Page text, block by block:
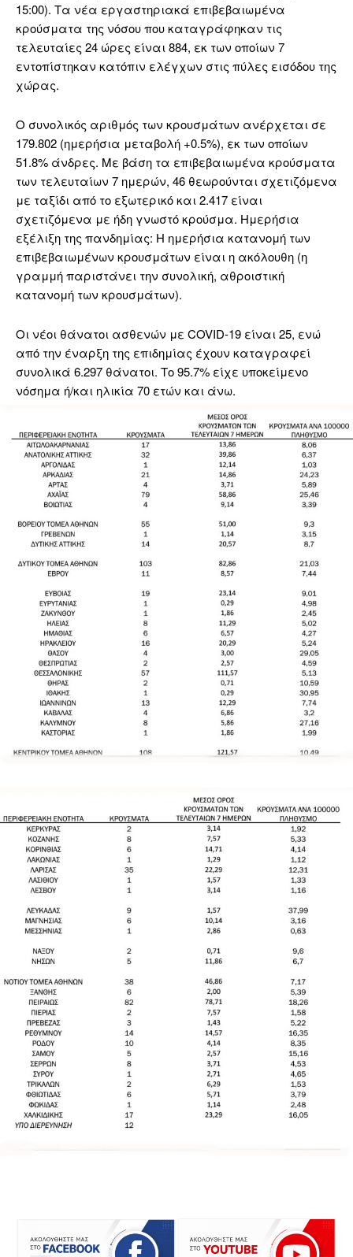
15:00). Τα νέα εργαστηριακά επιβεβαιωμένα
κρούσματα της νόσου που καταγράφηκαν τις
τελευταίες 24 ώρες είναι 884, εκ των οποίων 7
εντοπίστηκαν κατόπιν ελέγχων στις πύλες εισόδου της
χώρας.
Ο συνολικός αριθμός των κρουσμάτων ανέρχεται σε
179.802 (ημερήσια μεταβολή +0.5%), εκ των οποίων
51.8% άνδρες. Με βάση τα επιβεβαιωμένα κρούσματα
των τελευταίων 7 ημερών, 46 θεωρούνται σχετιζόμενα
με ταξίδι από το εξωτερικό και 2.417 είναι
σχετιζόμενα με ήδη γνωστό κρούσμα. Ημερήσια
εξέλιξη της πανδημίας: Η ημερήσια κατανομή των
επιβεβαιωμένων κρουσμάτων είναι η ακόλουθη (η
γραμμή παριστάνει την συνολική, αθροιστική
κατανομή των κρουσμάτων).
Οι νέοι θάνατοι ασθενών με COVID-19 είναι 25, ενώ
από την έναρξη της επιδημίας έχουν καταγραφεί
συνολικά 6.297 θάνατοι. Το 95.7% είχε υποκείμενο
νόσημα ή/και ηλικία 70 ετών και άνω.